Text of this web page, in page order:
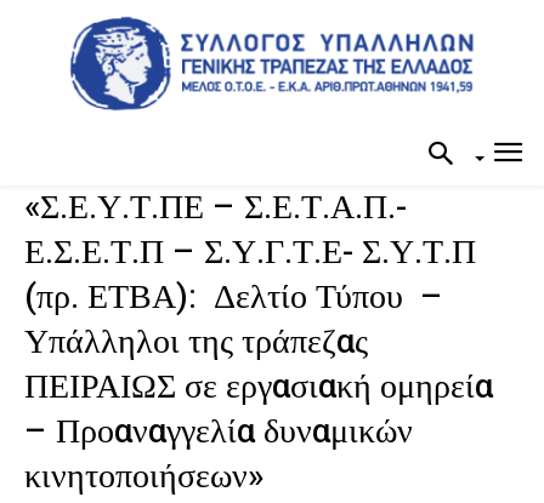
«Σ.Ε.Υ.Τ.ΠΕ – Σ.Ε.Τ.Α.Π.-
Ε.Σ.Ε.Τ.Π – Σ.Υ.Γ.Τ.Ε- Σ.Υ.Τ.Π
(πρ. ΕΤΒΑ): Δελτίο Τύπου –
Υπάλληλοι της τράπεζας
ΠΕΙΡΑΙΩΣ σε εργασιακή ομηρεία
– Προαναγγελία δυναμικών
κινητοποιήσεων»